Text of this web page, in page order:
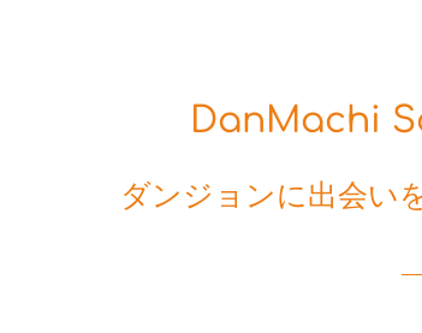
DanMachi
ダンジョンに出会い